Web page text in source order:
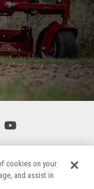
cookies on your
and assist in